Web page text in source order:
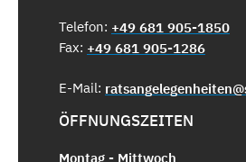
Telefon: +49 681 905-1850
Fax: +49 681 905-1286
E-Mail:
ÖFFNUNGSZEITEN
Montag - Mittwoch